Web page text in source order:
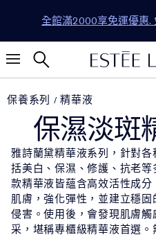
全館滿2000享免運優惠.
保養系列 精華液
保濕淡斑
雅詩蘭黛精華液系列，針對
括美白、保濕、修護、抗老
款精華液皆蘊含高效活性成
肌膚，強化彈性，並建立穩
侵害。使用後，會發現肌膚
采，堪稱專櫃級精華液首選